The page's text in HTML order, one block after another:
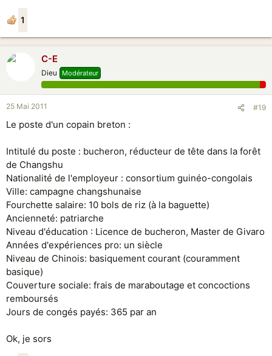
1
C-E
Dieu Modérateur
25 Mai 2011 #19
Le poste d'un copain breton :
Intitulé du poste : bucheron, réducteur de tête dans la forêt
de Changshu
Nationalité de l'employeur : consortium guinéo-congolais
Ville: campagne changshunaise
Fourchette salaire: 10 bols de riz (à la baguette)
Ancienneté: patriarche
Niveau d'éducation : Licence de bucheron, Master de Givaro
Années d'expériences pro: un siècle
Niveau de Chinois: basiquement courant (couramment
basique)
Couverture sociale: frais de maraboutage et concoctions
remboursés
Jours de congés payés: 365 par an
Ok, je sors